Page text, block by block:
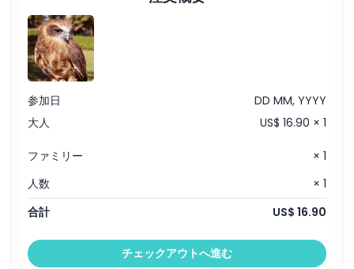
参加日
DD MM, YYYY
大人
US$ 16.90 × 1
ファミリー
× 1
人数
× 1
合計
US$ 16.90
チェックアウトへ進む